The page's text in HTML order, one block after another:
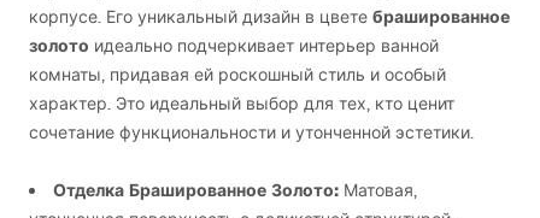
корпусе. Его уникальный дизайн в цвете брашированное
золото идеально подчеркивает интерьер ванной
комнаты, придавая ей роскошный стиль и особый
характер. Это идеальный выбор для тех, кто ценит
сочетание функциональности и утонченной эстетики.
Отделка Брашированное Золото: Матовая,